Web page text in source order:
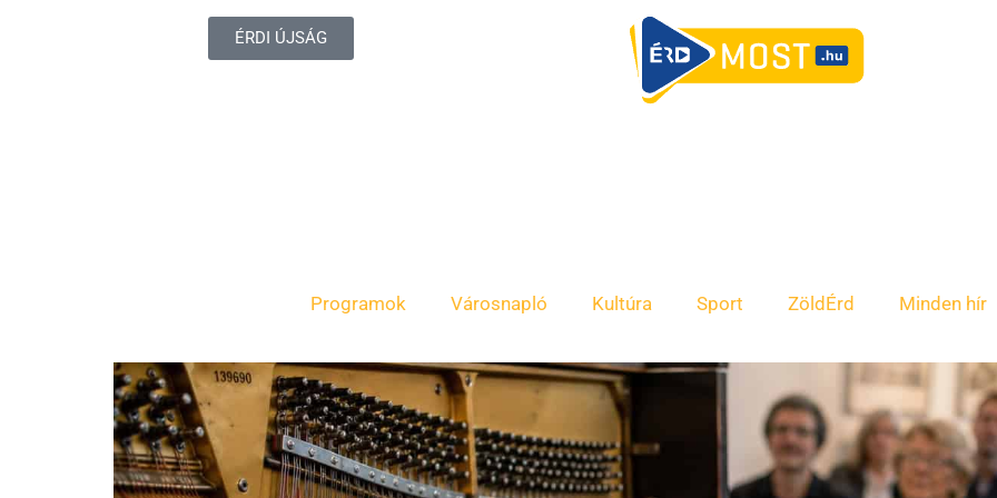
ÉRDI ÚJSÁG
Programok Városnapló Kultúra Sport ZöldÉrd Minden hír